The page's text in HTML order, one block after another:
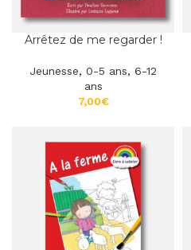
Arrêtez de me regarder !
Jeunesse, 0-5 ans, 6-12
ans
€